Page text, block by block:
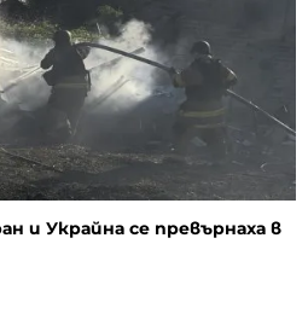
и Украйна се превърнаха в